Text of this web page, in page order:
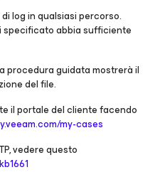
log in qualsiasi percorso.
specificato abbia sufficiente
procedura guidata mostrerà il
del file.
il portale del cliente facendo
my-cases
vedere questo